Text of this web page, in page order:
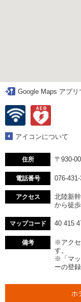
Google Maps アプリ
アイコンについて
住所 〒930-
電話番号 076-431-
アクセス
北陸新
から徒
マップコード 40 415
備考
※アクセ
す。
※「マッ
ーの登
ホ